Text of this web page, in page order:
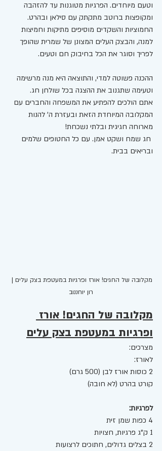
וטעם מיוחדים. הפרגיות מטוגנות עד להזהבה
ומקופצות ברוטב מתקתק עם סילאן ובהרט.
החמוציות והשקדים מוסיפים מתיקות וחמיצות
למנה, והבצק העלים המצונן של שמרית שהופך
לפריך וסוגר את הכל בחיבוק חם וטעים.
ההכנה פשוטה למדי, והתוצאה היא מנה מרשימה
וטעימה שתגנוב את ההצגה בכל שולחן חג.
אתם הולכים להפתיע את המשפחה והחברים עם
המקלובה המיוחדת הזאת ובעזרת ה' להנות
מארוחה חגיגית ובלתי נשכחת!
חג שמח ושקט אמן. עם כל החטופים שלמים
ובריאים בבית.
מקלובה של החגים! אורז ופרגיות במעטפת בצק עלים |
רון יוחננוב
מקלובה של החגים! אורז
ופרגיות במעטפת בצק עלים
מצרכים:
לאורז:
2 כוסות אורז לבן (500 גרם)
קורט בהרט (לא חובה)
לפרגיות:
4 כפות שמן זית
1 ק"ג פרגיות, חצויות
2 בצלים גדולים, חתוכים לרצועות